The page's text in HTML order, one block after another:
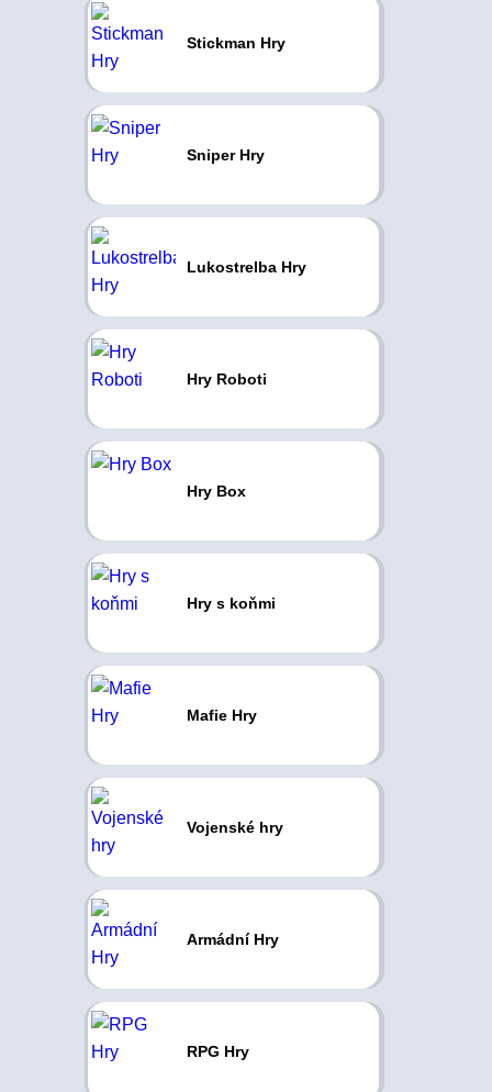
Stickman Hry
Sniper Hry
Lukostrelba Hry
Hry Roboti
Hry Box
Hry s koňmi
Mafie Hry
Vojenské hry
Armádní Hry
RPG Hry